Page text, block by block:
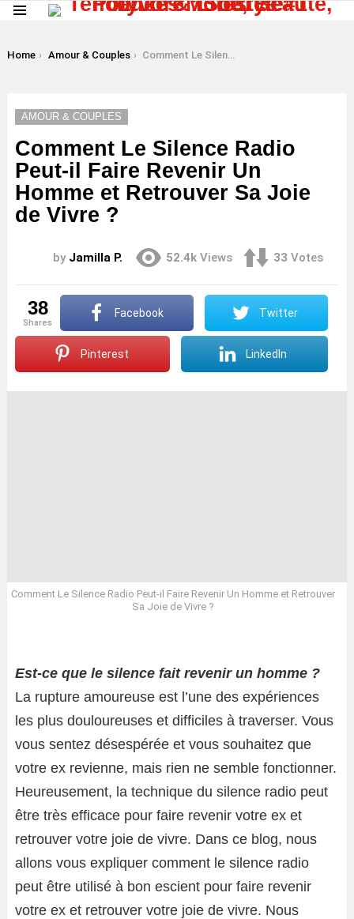
You are here:
Home Amour & Couples Comment Le Silence Radio Peut-il Faire Revenir Un Homme et Retrouver Sa Joie de Vivre ?
AMOUR & COUPLES
Comment Le Silence Radio
Peut-il Faire Revenir Un
Homme et Retrouver Sa Joie
de Vivre ?
by Jamilla P. 52.4k Views 33 Votes
38
shares
Facebook Twitter
Pinterest LinkedIn
Comment Le Silence Radio Peut-il Faire Revenir Un Homme et Retrouver
Sa Joie de Vivre ?
Est-ce que le silence fait revenir un homme ?
La rupture amoureuse est l’une des expériences
les plus douloureuses et difficiles à traverser. Vous
vous sentez désespérée et vous souhaitez que
votre ex revienne, mais rien ne semble fonctionner.
Heureusement, la technique du silence radio peut
être très efficace pour faire revenir votre ex et
retrouver votre joie de vivre. Dans ce blog, nous
allons vous expliquer comment le silence radio
peut être utilisé à bon escient pour faire revenir
votre ex et retrouver votre joie de vivre. Nous